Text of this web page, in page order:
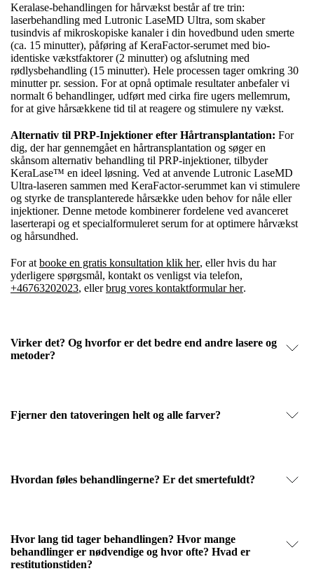
Keralase-behandlingen for hårvækst består af tre trin:
laserbehandling med Lutronic LaseMD Ultra, som skaber
tusindvis af mikroskopiske kanaler i din hovedbund uden smerte
(ca. 15 minutter), påføring af KeraFactor-serumet med bio-
identiske vækstfaktorer (2 minutter) og afslutning med
rødlysbehandling (15 minutter). Hele processen tager omkring 30
minutter pr. session. For at opnå optimale resultater anbefaler vi
normalt 6 behandlinger, udført med cirka fire ugers mellemrum,
for at give hårsækkene tid til at reagere og stimulere ny vækst.
Alternativ til PRP-Injektioner efter Hårtransplantation: For
dig, der har gennemgået en hårtransplantation og søger en
skånsom alternativ behandling til PRP-injektioner, tilbyder
KeraLase™ en ideel løsning. Ved at anvende Lutronic LaseMD
Ultra-laseren sammen med KeraFactor-serummet kan vi stimulere
og styrke de transplanterede hårsække uden behov for nåle eller
injektioner. Denne metode kombinerer fordelene ved avanceret
laserterapi og et specialformuleret serum for at optimere hårvækst
og hårsundhed.
For at booke en gratis konsultation klik her, eller hvis du har
yderligere spørgsmål, kontakt os venligst via telefon,
+46763202023, ellerbrug vores kontaktformular her.
Virker det? Og hvorfor er det bedre end andre lasere og
metoder?
Fjerner den tatoveringen helt og alle farver?
Hvordan føles behandlingerne? Er det smertefuldt?
Hvor lang tid tager behandlingen? Hvor mange
behandlinger er nødvendige og hvor ofte? Hvad er
restitutionstiden?